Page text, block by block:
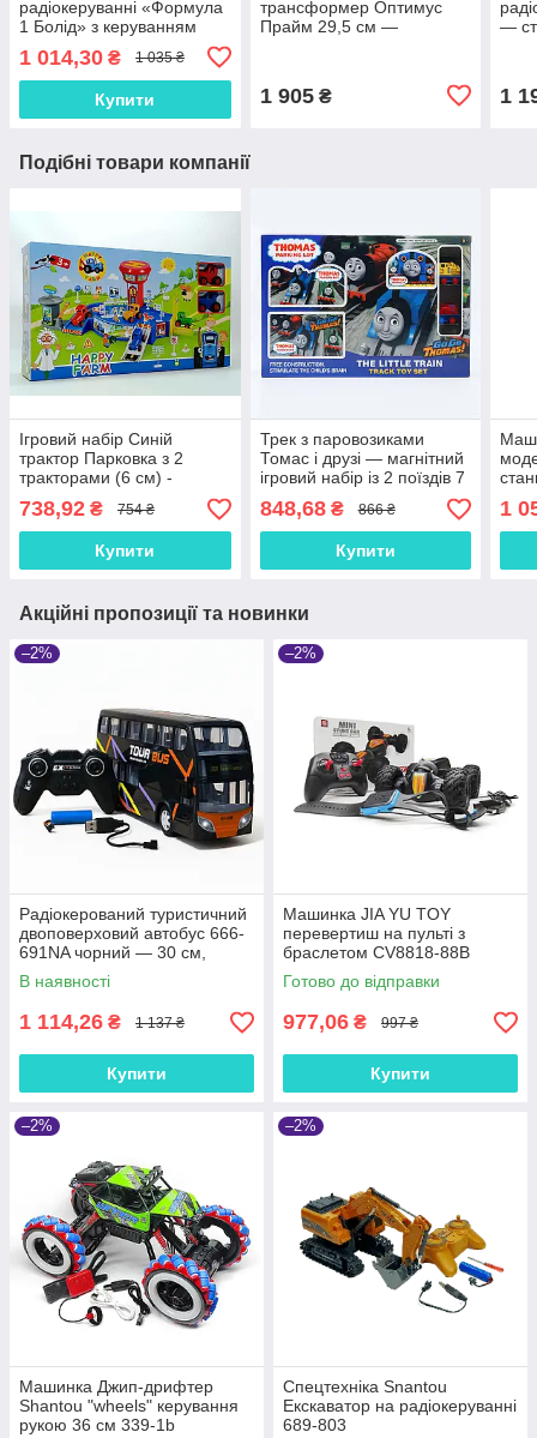
радіокеруванні «Формула
1 Болід» з керуванням
рукою, (30 см) модель YJ-
094-2
1 014,30 ₴ 1 035 ₴
Купити
трансформер Оптимус
Прайм 29,5 см —
1 905₴
—
1
Подібні товари компанії
Ігровий набір Синій
трактор Парковка з 2
тракторами (6 см) -
іграшка для дітей 9609
738,92 ₴ 754 ₴
Купити
Трек з паровозиками
Томас і друзі — магнітний
ігровий набір із 2 поїздів 7
см, арт. 111-317F
848,68₴ 866 ₴
Купити
см)
1
Акційні пропозиції та новинки
–2%
Радіокерований туристичний
двоповерховий автобус 666-
691NA чорний — 30 см,
світло фар, гумові колеса,
акумулятор, USB-зарядка
В наявності
1 114,26 ₴ 1 137 ₴
Купити
–2%
Машинка JIA YU TOY
перевертиш на пульті з
браслетом CV8818-88B
Готово до відправки
977,06 ₴ 997 ₴
Купити
–2%
Машинка Джип-дрифтер
Shantou "wheels" керування
рукою 36 см 339-1b
–2%
Спецтехніка Snantou
Екскаватор на радіокеруванні
689-803